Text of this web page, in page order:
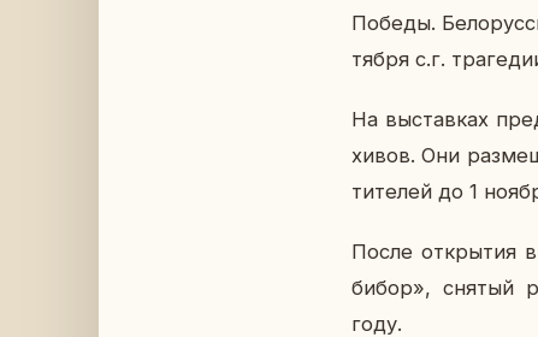
Победы.
тяб­ря с.г.
На вы­став­ках
хи­вов. Они
ти­те­лей до 1
После от­кры­тия
бибор», снятый
году.